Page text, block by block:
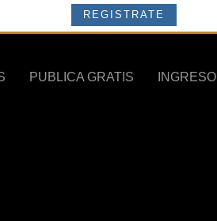
REGISTRATE
PUBLICA GRATIS INGRESO